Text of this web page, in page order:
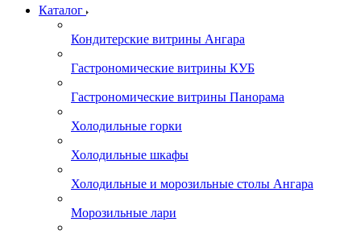
Каталог
Кондитерские витрины Ангара
Гастрономические витрины КУБ
Гастрономические витрины Панорама
Холодильные горки
Холодильные шкафы
Холодильные и морозильные столы Ангара
Морозильные лари